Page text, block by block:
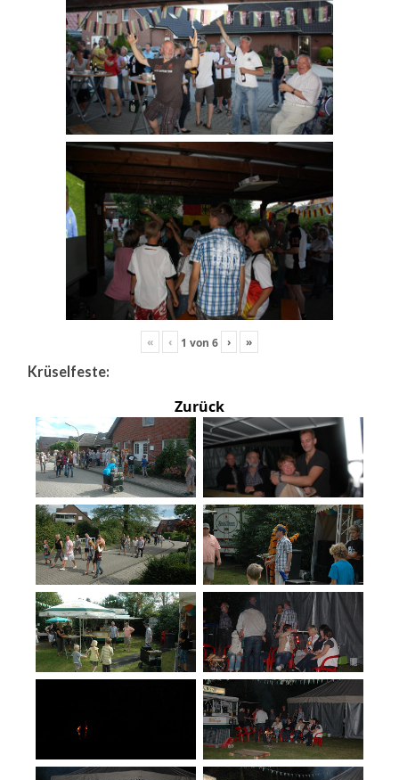
« ‹ 1 von 6 › »
Krüselfeste:
Zurück